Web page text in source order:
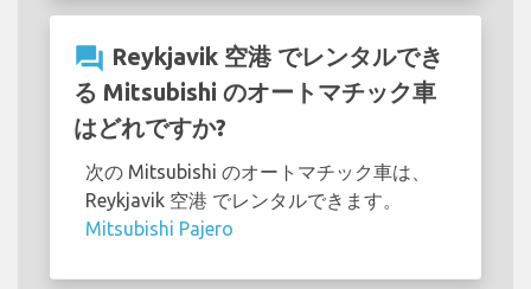
question_answer Reykjavik 空港 でレンタルでき
る Mitsubishi のオートマチック車
はどれですか?
次の Mitsubishi のオートマチック車は、
Reykjavik 空港 でレンタルできます。
Mitsubishi Pajero